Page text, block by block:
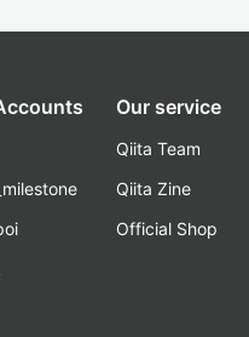
Our service
Qiita Team
Qiita Zine
Official Shop